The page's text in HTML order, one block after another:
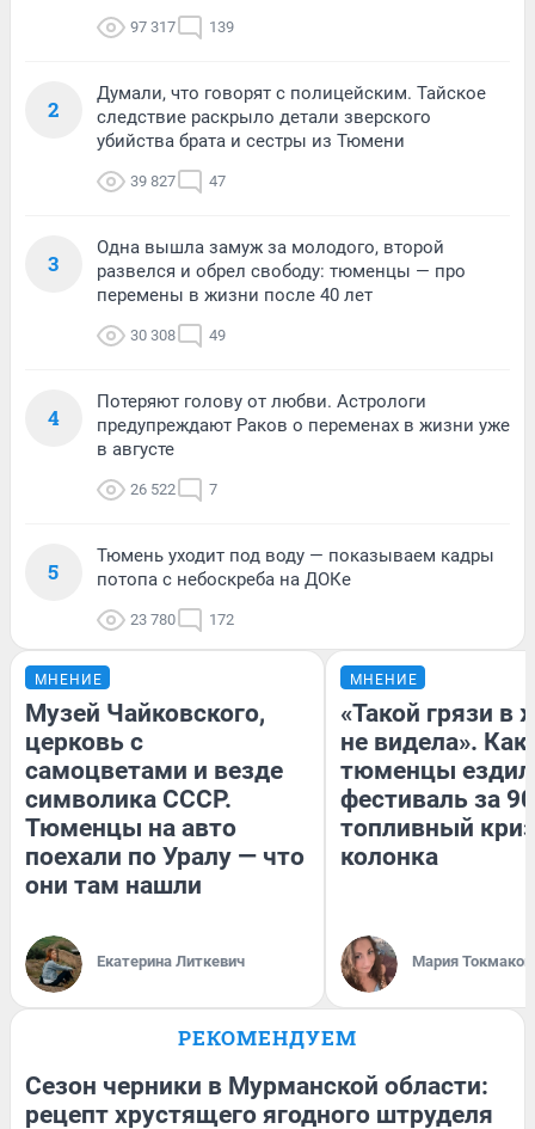
97 317 139
2
Думали, что говорят с полицейским. Тайское
следствие раскрыло детали зверского
убийства брата и сестры из Тюмени
39 827 47
3
Одна вышла замуж за молодого, второй
развелся и обрел свободу: тюменцы — про
перемены в жизни после 40 лет
30 308 49
4
Потеряют голову от любви. Астрологи
предупреждают Раков о переменах в жизни уже
в августе
26 522 7
5
Тюмень уходит под воду — показываем кадры
потопа с небоскреба на ДОКе
23 780 172
МНЕНИЕ
Музей Чайковского,
церковь с
самоцветами и везде
символика СССР.
Тюменцы на авто
поехали по Уралу — что
они там нашли
Екатерина Литкевич
МНЕНИЕ
«Такой грязи в
не видела». Как
тюменцы
фестиваль за
топливный
колонка
Мария
РЕКОМЕНДУЕМ
Сезон черники в Мурманской области:
рецепт хрустящего ягодного штруделя